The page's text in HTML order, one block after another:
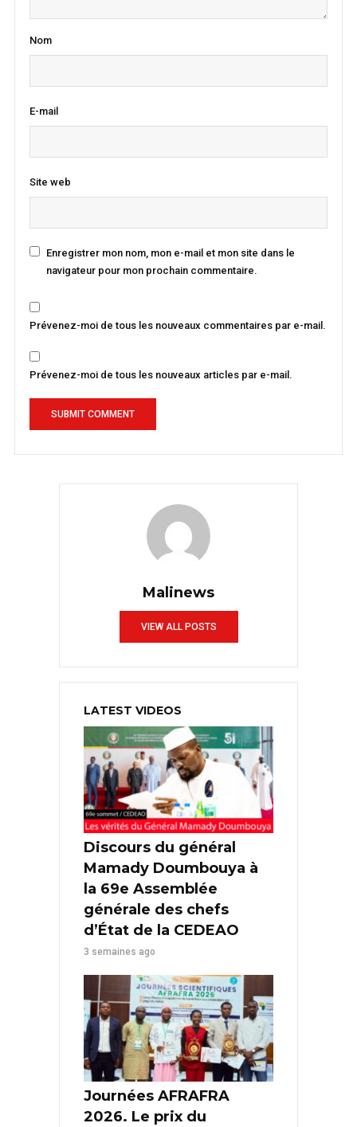
Nom
E-mail
Site web
Enregistrer mon nom, mon e-mail et mon site dans le
navigateur pour mon prochain commentaire.
Prévenez-moi de tous les nouveaux commentaires par e-mail.
Prévenez-moi de tous les nouveaux articles par e-mail.
Malinews
VIEW ALL POSTS
LATEST VIDEOS
Discours du général
Mamady Doumbouya à
la 69e Assemblée
générale des chefs
d’État de la CEDEAO
3 semaines ago
Journées AFRAFRA
2026. Le prix du